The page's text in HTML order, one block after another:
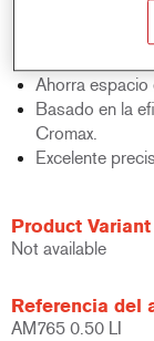
acabados y
Ahorra espacio
Basado en la
Cromax.
Excelente
Product Variant
Not available
Referencia del
AM765 0.50 LI